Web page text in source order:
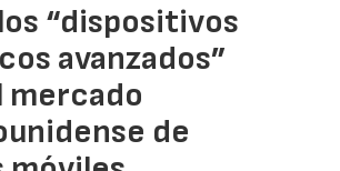
“dispositivos
avanzados”
mercado
de